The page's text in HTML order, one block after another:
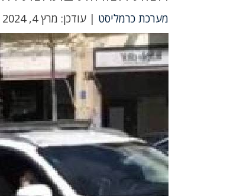
מערכת כרמליסט | עודכן: מרץ 4, 2024